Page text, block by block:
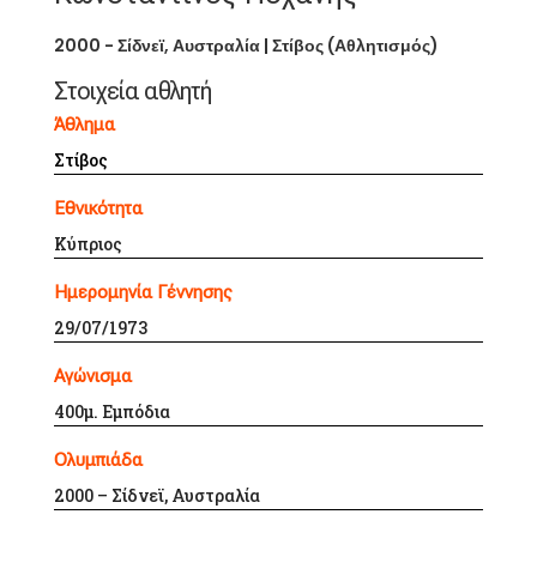
2000 - Σίδνεϊ, Αυστραλία| Στίβος (Αθλητισμός)
Στοιχεία αθλητή
Άθλημα
Στίβος
Εθνικότητα
Κύπριος
ΗμερομηνίαΓέννησης
29/07/1973
Αγώνισμα
400μ. Εμπόδια
Ολυμπιάδα
2000 – Σίδνεϊ, Αυστραλία